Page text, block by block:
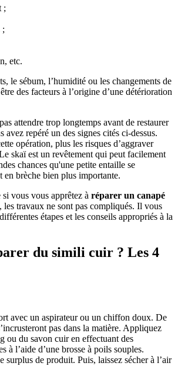
;
;
etc.
le sébum, l’humidité ou les changements de
des facteurs à l’origine d’une détérioration
attendre trop longtemps avant de restaurer
avez repéré un des signes cités ci-dessus.
opération, plus les risques d’aggraver
skaï est un revêtement qui peut facilement
chances qu'une petite entaille se
en brèche bien plus importante.
vous vous apprêtez à réparer un canapé
les travaux ne sont pas compliqués. Il vous
étapes et les conseils appropriés à la
du simili cuir ? Les 4
avec un aspirateur ou un chiffon doux. De
pas dans la matière. Appliquez
ou du savon cuir en effectuant des
à l’aide d’une brosse à poils souples.
surplus de produit. Puis, laissez sécher à l’air